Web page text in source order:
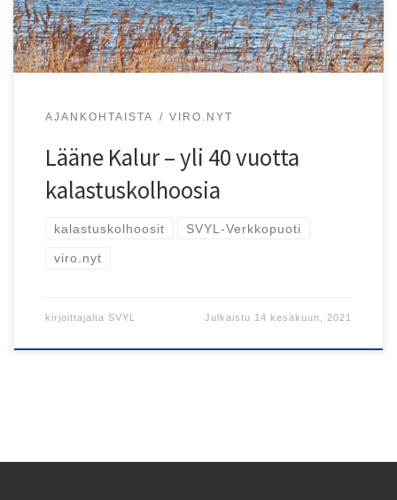
AJANKOHTAISTA VIRO.NYT
Lääne Kalur – yli 40 vuotta
kalastuskolhoosia
kalastuskolhoosit SVYL-Verkkopuoti
viro.nyt
kirjoittajalta SVYL Julkaistu 14 kesäkuun, 2021